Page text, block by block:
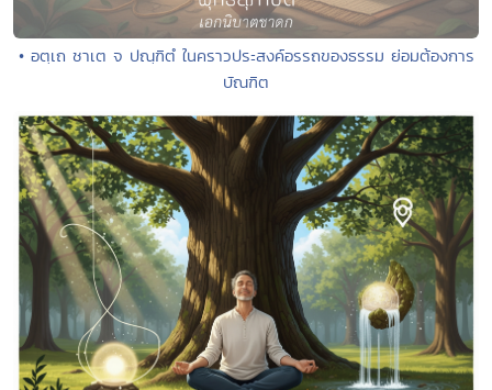
• อตฺเถ ชาเต จ ปณฺฑิตํ ในคราวประสงค์อรรถของธรรม ย่อมต้องการ
บัณฑิต